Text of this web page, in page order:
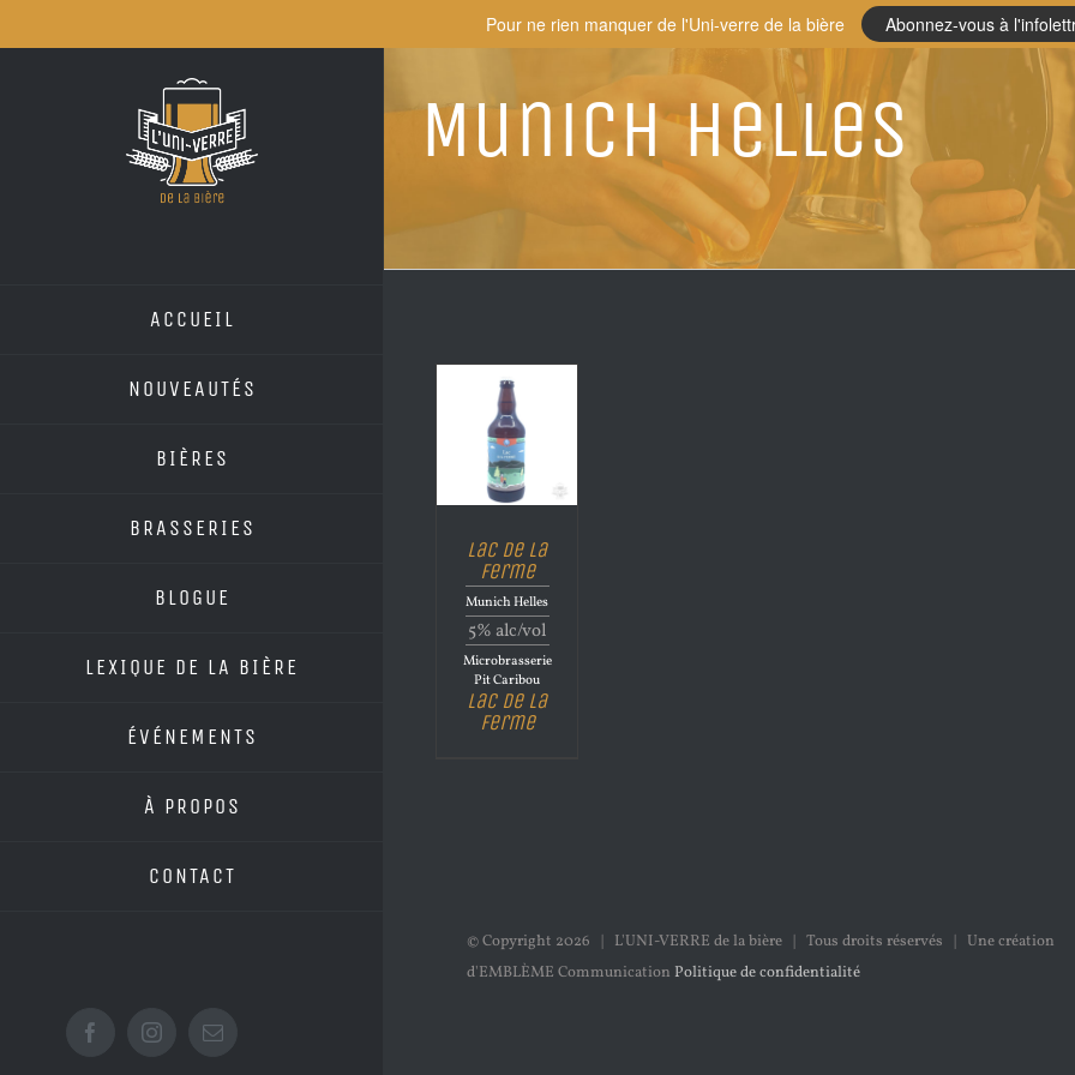
to
ACCUEIL
NOUVEAUTÉS
BIÈRES
BRASSERIES
BLOGUE
LEXIQUE DE LA BIÈRE
ÉVÉNEMENTS
À PROPOS
CONTACT
FacebookInstagramEmail
Munich Helles
Lac de la
Ferme
Munich Helles
5% alc/vol
Microbrasserie
Pit Caribou
Lac de la
Ferme
© Copyright 2026 | L'UNI-VERRE de la bière | Tous droits réservés | Une création
d'EMBLÈME Communication Politique de confidentialité
Pour ne rien manquer de l'Uni-verre de la bière Abonnez-vous à